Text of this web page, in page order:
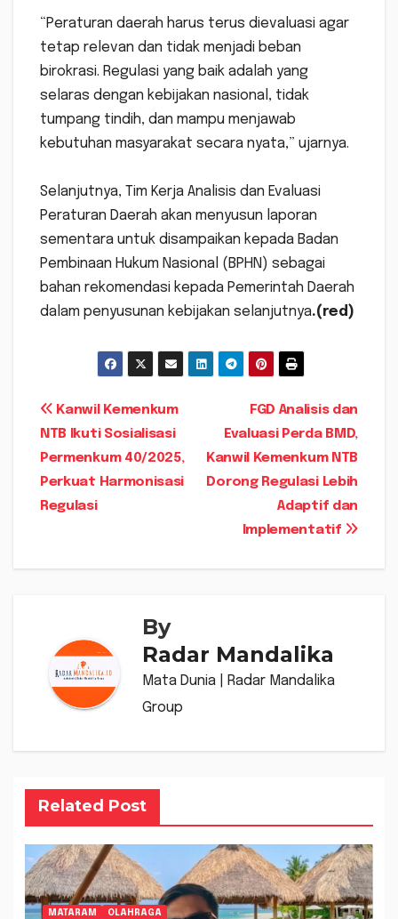
‎“Peraturan daerah harus terus dievaluasi agar
tetap relevan dan tidak menjadi beban
birokrasi. Regulasi yang baik adalah yang
selaras dengan kebijakan nasional, tidak
tumpang tindih, dan mampu menjawab
kebutuhan masyarakat secara nyata,” ujarnya.
‎Selanjutnya, Tim Kerja Analisis dan Evaluasi
Peraturan Daerah akan menyusun laporan
sementara untuk disampaikan kepada Badan
Pembinaan Hukum Nasional (BPHN) sebagai
bahan rekomendasi kepada Pemerintah Daerah
dalam penyusunan kebijakan selanjutnya.(red)
Navigasi
pos
FGD Analisis dan
Evaluasi Perda BMD,
Kanwil Kemenkum NTB
Dorong Regulasi Lebih
Adaptif dan
Implementatif
Kanwil Kemenkum
NTB Ikuti Sosialisasi
Permenkum 40/2025,
Perkuat Harmonisasi
Regulasi
By
Radar Mandalika
Mata Dunia | Radar Mandalika
Group
Related Post
MATARAM OLAHRAGA